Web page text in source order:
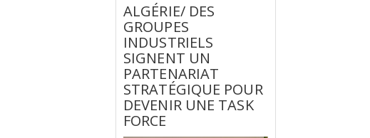
ALGÉRIE/ DES
GROUPES
INDUSTRIELS
SIGNENT UN
PARTENARIAT
STRATÉGIQUE POUR
DEVENIR UNE TASK
FORCE